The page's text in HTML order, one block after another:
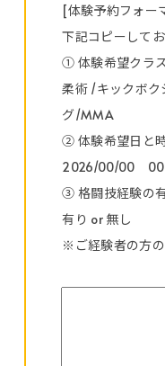
[体験予約フォー
下記コピーして
① 体験希望クラ
柔術 /キックボ
グ/MMA
② 体験希望日と
2026/00/00
③ 格闘技経験の
有り or 無し
※ご経験者の方